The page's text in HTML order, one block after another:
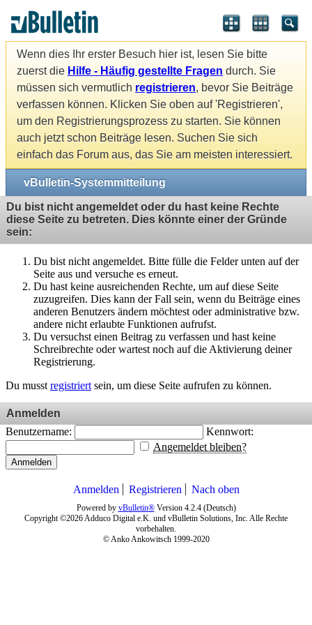
Wenn dies Ihr erster Besuch hier ist, lesen Sie bitte
zuerst die Hilfe - Häufig gestellte Fragen durch. Sie
müssen sich vermutlich registrieren, bevor Sie Beiträge
verfassen können. Klicken Sie oben auf 'Registrieren',
um den Registrierungsprozess zu starten. Sie können
auch jetzt schon Beiträge lesen. Suchen Sie sich
einfach das Forum aus, das Sie am meisten interessiert.
vBulletin-Systemmitteilung
Du bist nicht angemeldet oder du hast keine Rechte
diese Seite zu betreten. Dies könnte einer der Gründe
sein:
Du bist nicht angemeldet. Bitte fülle die Felder unten auf der
Seite aus und versuche es erneut.
Du hast keine ausreichenden Rechte, um auf diese Seite
zuzugreifen. Dies kann der Fall sein, wenn du Beiträge eines
anderen Benutzers ändern möchtest oder administrative bzw.
andere nicht erlaubte Funktionen aufrufst.
Du versuchst einen Beitrag zu verfassen und hast keine
Schreibrechte oder wartest noch auf die Aktivierung deiner
Registrierung.
Du musst registriert sein, um diese Seite aufrufen zu können.
Anmelden
Benutzername:
Kennwort:
Angemeldet bleiben?
Anmelden
Anmelden Registrieren Nach oben
Powered by vBulletin®Version 4.2.4 (Deutsch)
Copyright ©2026 Adduco Digital e.K. und vBulletin Solutions, Inc. Alle Rechte
vorbehalten.
© Anko Ankowitsch 1999-2020